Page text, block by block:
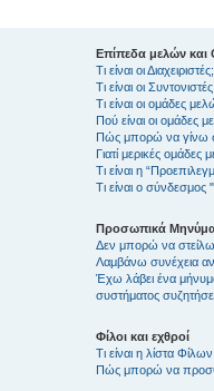
Επίπεδα μελών και
Τι είναι οι Διαχειριστές;
Τι είναι οι Συντονιστές;
Τι είναι οι ομάδες
Πού είναι οι
Πώς μπορώ να γίνω
Γιατί μερικές ομάδες
Τι είναι η
Τι είναι ο σύνδεσμος
Προσωπικά
Δεν μπορώ να
Λαμβάνω συνέχεια
Έχω λάβει ένα
συστήματος
Φίλοι και εχθροί
Τι είναι η λίστα
Πώς μπορώ να